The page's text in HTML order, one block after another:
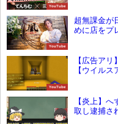
YouTube
YouTube
超無課金が
めに店をプ
YouTube
【広告ア
【ウイルス
【炎上】
取し逮捕さ